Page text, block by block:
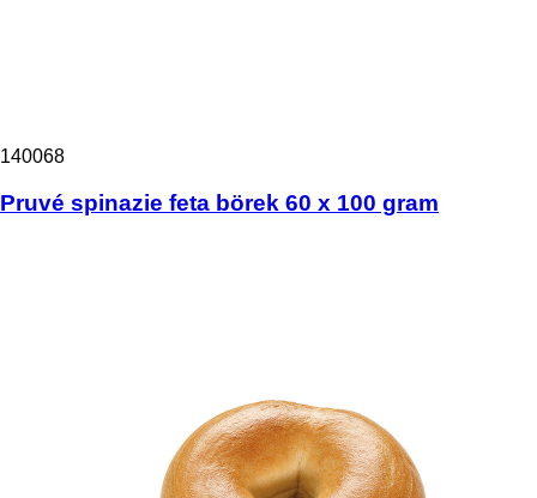
140068
Pruvé spinazie feta börek 60 x 100 gram